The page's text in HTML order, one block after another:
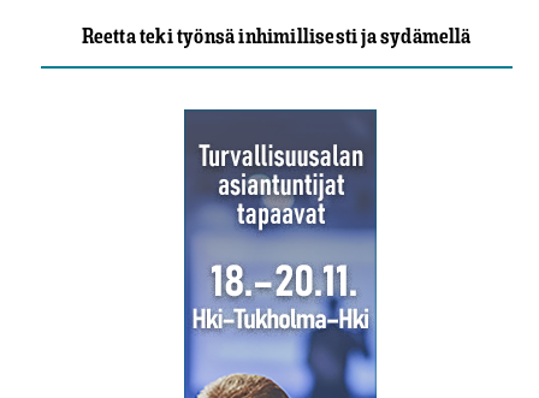
Reetta teki työnsä inhimillisesti ja sydämellä